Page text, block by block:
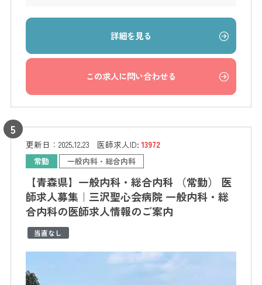
詳細を見る
この求人に問い合わせる
更新日： 2025.12.23 医師求人ID:13972
常勤 一般内科・総合内科
【青森県】一般内科・総合内科 （常勤） 医
師求人募集｜三沢聖心会病院 一般内科・総
合内科の医師求人情報のご案内
当直なし